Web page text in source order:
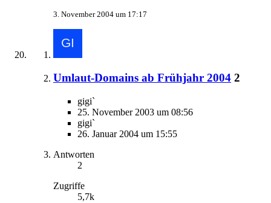
3. November 2004 um 17:17
Umlaut-Domains ab Frühjahr 2004 2
gigi`
25. November 2003 um 08:56
gigi`
26. Januar 2004 um 15:55
Antworten
2
Zugriffe
5,7k